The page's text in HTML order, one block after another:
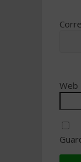
Web